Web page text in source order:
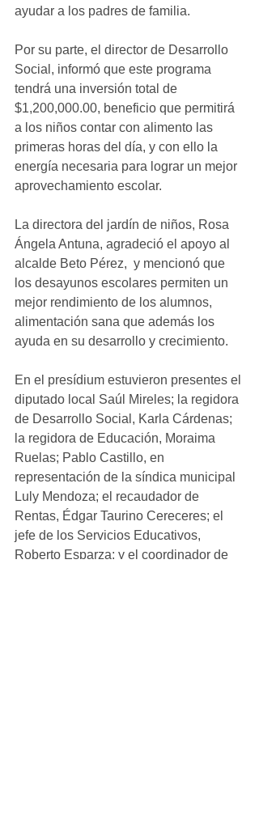
ayudar a los padres de familia.
Por su parte, el director de Desarrollo
Social, informó que este programa
tendrá una inversión total de
$1,200,000.00, beneficio que permitirá
a los niños contar con alimento las
primeras horas del día, y con ello la
energía necesaria para lograr un mejor
aprovechamiento escolar.
La directora del jardín de niños, Rosa
Ángela Antuna, agradeció el apoyo al
alcalde Beto Pérez,  y mencionó que
los desayunos escolares permiten un
mejor rendimiento de los alumnos,
alimentación sana que además los
ayuda en su desarrollo y crecimiento.
En el presídium estuvieron presentes el
diputado local Saúl Mireles; la regidora
de Desarrollo Social, Karla Cárdenas;
la regidora de Educación, Moraima
Ruelas; Pablo Castillo, en
representación de la síndica municipal
Luly Mendoza; el recaudador de
Rentas, Édgar Taurino Cereceres; el
jefe de los Servicios Educativos,
Roberto Esparza; y el coordinador de